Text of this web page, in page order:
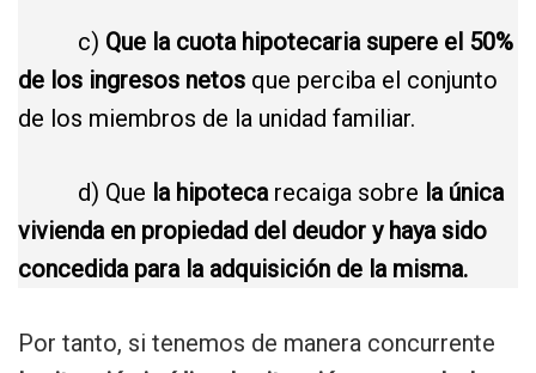
c) Que la cuota hipotecaria supere el 50%
de los ingresos netos que perciba el conjunto
de los miembros de la unidad familiar.
d) Que la hipoteca recaiga sobre la única
vivienda en propiedad del deudor y haya sido
concedida para la adquisición de la misma.
Por tanto, si tenemos de manera concurrente